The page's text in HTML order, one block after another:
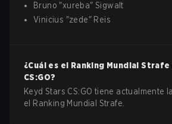
Bruno "xureba"Sigwalt
Vinicius "zede" Reis
¿Cuál es el Ranking Mundial Strafe
CS:GO?
Keyd Stars CS:GO tiene actualmente
el Ranking Mundial Strafe.